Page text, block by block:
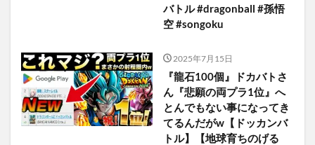
バトル #dragonball #孫悟
空 #songoku
2025年7月15日
『龍石100個』ドカバトさ
ん『悲願の両プラ1位』へ
とんでもない事になってき
てるんだがw【ドッカンバ
トル】【地球育ちのげる